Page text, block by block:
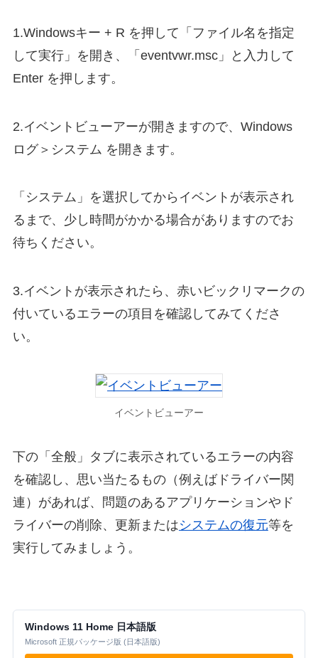
1.Windowsキー + R を押して「ファイル名を指定
して実行」を開き、「eventvwr.msc」と入力して
Enter を押します。
2.イベントビューアーが開きますので、Windows
ログ＞システム を開きます。
「システム」を選択してからイベントが表示され
るまで、少し時間がかかる場合がありますのでお
待ちください。
3.イベントが表示されたら、赤いビックリマークの
付いているエラーの項目を確認してみてくださ
い。
イベントビューアー
下の「全般」タブに表示されているエラーの内容
を確認し、思い当たるもの（例えばドライバー関
連）があれば、問題のあるアプリケーションやド
ライバーの削除、更新またはシステムの復元等を
実行してみましょう。
Windows 11 Home 日本語版
Microsoft 正規パッケージ版 (日本語版)